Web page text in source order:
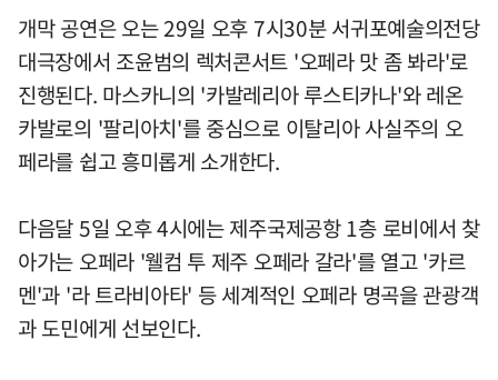
개막 공연은 오는 29일 오후 7시30분 서귀포예술의전당
대극장에서 조윤범의 렉처콘서트 '오페라 맛 좀 봐라'로
진행된다. 마스카니의 '카발레리아 루스티카나'와 레온
카발로의 '팔리아치'를 중심으로 이탈리아 사실주의 오
페라를 쉽고 흥미롭게 소개한다.
다음달 5일 오후 4시에는 제주국제공항 1층 로비에서 찾
아가는 오페라 '웰컴 투 제주 오페라 갈라'를 열고 '카르
멘'과 '라 트라비아타' 등 세계적인 오페라 명곡을 관광객
과 도민에게 선보인다.